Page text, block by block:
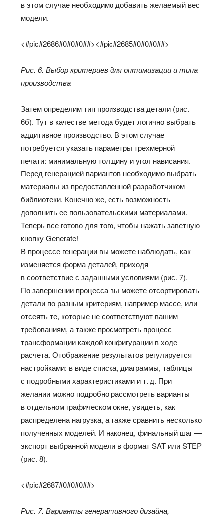
в этом случае необходимо добавить желаемый вес
модели.
<#pic#2686#0#0#0##><#pic#2685#0#0#0##>
Рис. 6. Выбор критериев для оптимизации и типа
производства
Затем определим тип производства детали (рис.
6б). Тут в качестве метода будет логично выбрать
аддитивное производство. В этом случае
потребуется указать параметры трехмерной
печати: минимальную толщину и угол нависания.
Перед генерацией вариантов необходимо выбрать
материалы из предоставленной разработчиком
библиотеки. Конечно же, есть возможность
дополнить ее пользовательскими материалами.
Теперь все готово для того, чтобы нажать заветную
кнопку Generate!
В процессе генерации вы можете наблюдать, как
изменяется форма деталей, приходя
в соответствие с заданными условиями (рис. 7).
По завершении процесса вы можете отсортировать
детали по разным критериям, например массе, или
отсеять те, которые не соответствуют вашим
требованиям, а также просмотреть процесс
трансформации каждой конфигурации в ходе
расчета. Отображение результатов регулируется
настройками: в виде списка, диаграммы, таблицы
с подробными характеристиками и т. д. При
желании можно подробно рассмотреть варианты
в отдельном графическом окне, увидеть, как
распределена нагрузка, а также сравнить несколько
полученных моделей. И наконец, финальный шаг —
экспорт выбранной модели в формат SAT или STEP
(рис. 8).
<#pic#2687#0#0#0##>
Рис. 7. Варианты генеративного дизайна,